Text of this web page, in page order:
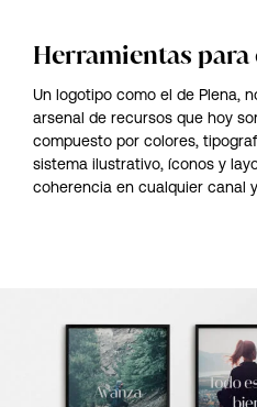
Herramientas
Un logotipo como el de Plena,
arsenal de recursos que hoy
compuesto por colores,
sistema ilustrativo, íconos y
coherencia en cualquier canal